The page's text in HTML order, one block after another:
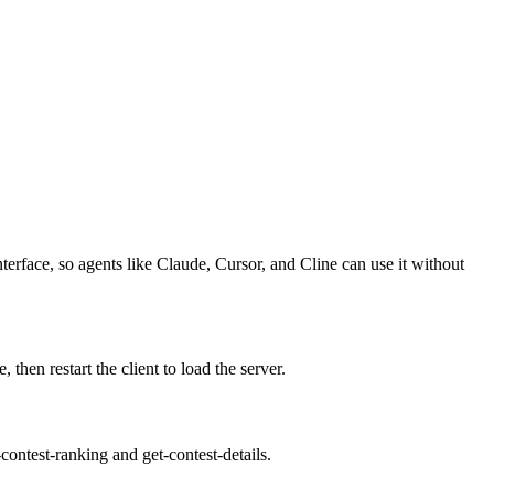
so agents like Claude, Cursor, and Cline can use it without
then restart the client to load the server.
ranking and get-contest-details.